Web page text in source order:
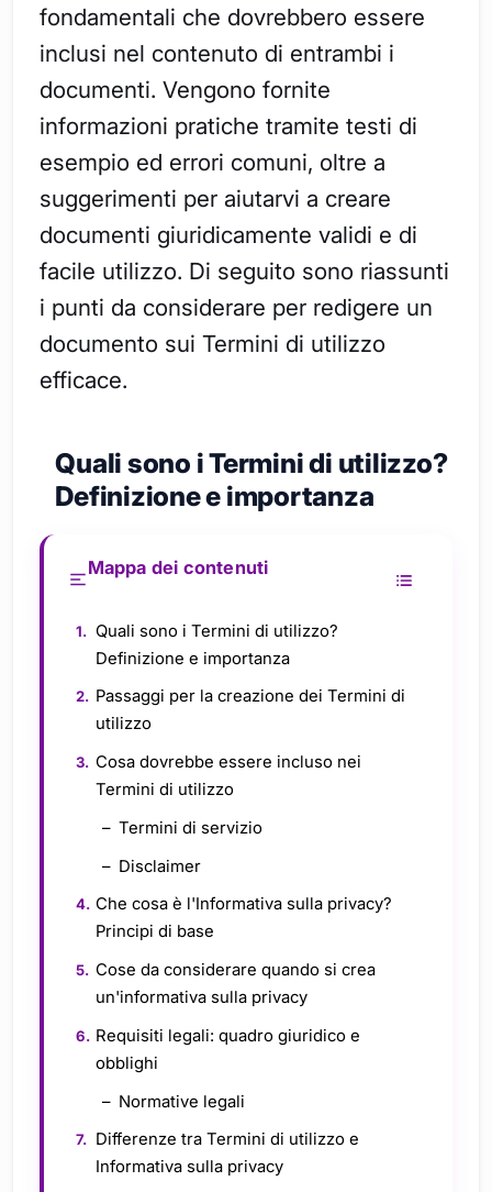
fondamentali che dovrebbero essere
inclusi nel contenuto di entrambi i
documenti. Vengono fornite
informazioni pratiche tramite testi di
esempio ed errori comuni, oltre a
suggerimenti per aiutarvi a creare
documenti giuridicamente validi e di
facile utilizzo. Di seguito sono riassunti
i punti da considerare per redigere un
documento sui Termini di utilizzo
efficace.
Quali sono i Termini di utilizzo?
Definizione e importanza
Mappa dei contenuti
Quali sono i Termini di utilizzo?
Definizione e importanza
Passaggi per la creazione dei Termini di
utilizzo
Cosa dovrebbe essere incluso nei
Termini di utilizzo
Termini di servizio
Disclaimer
Che cosa è l'Informativa sulla privacy?
Principi di base
Cose da considerare quando si crea
un'informativa sulla privacy
Requisiti legali: quadro giuridico e
obblighi
Normative legali
Differenze tra Termini di utilizzo e
Informativa sulla privacy